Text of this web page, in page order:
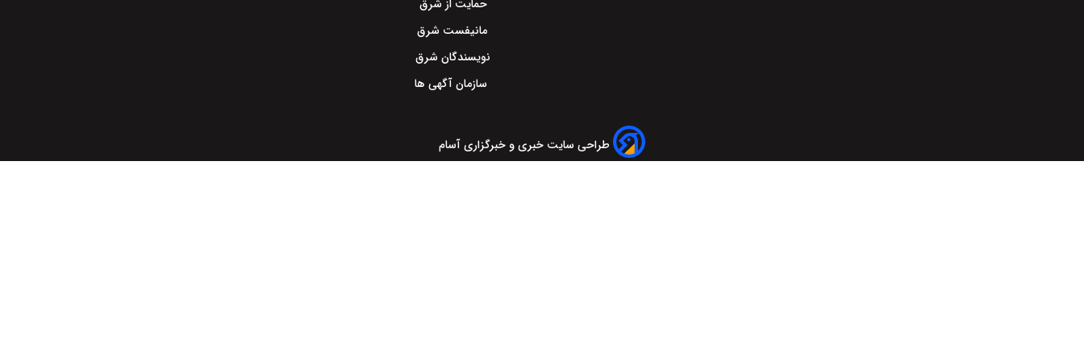
حمایت از شرق
مانیفست شرق
نویسندگان شرق
سازمان آگهی ها
طراحی سایت خبری و خبرگزاری آسام